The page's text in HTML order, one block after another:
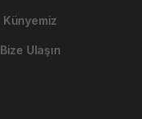
Künyemiz
Bize Ulaşın